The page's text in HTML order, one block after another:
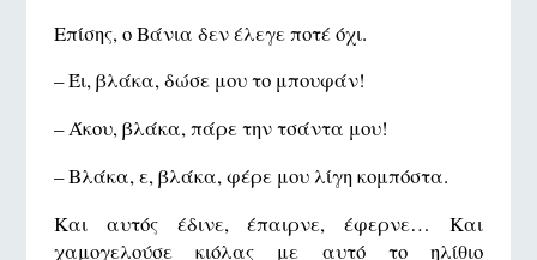
Επίσης, ο Βάνια δεν έλεγε ποτέ όχι.
– Έι, βλάκα, δώσε μου το μπουφάν!
– Άκου, βλάκα, πάρε την τσάντα μου!
– Βλάκα, ε, βλάκα, φέρε μου λίγη κομπόστα.
Και αυτός έδινε, έπαιρνε, έφερνε… Και
χαμογελούσε κιόλας με αυτό το ηλίθιο